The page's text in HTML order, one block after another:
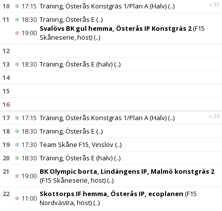
v.33
10 17:15 Träning, Österås Konstgräs 1/Plan A (Halv)(..)
11
18:30 Träning, Österås E (..)
19:00 Svalövs BK gul hemma, Österås IP Konstgräs 2(F15
Skåneserie, höst)(..)
12
13
18:30 Träning, Österås E (halv)(..)
14
15
16
v.34
17 17:15 Träning, Österås Konstgräs 1/Plan A (Halv)(..)
18
18:30 Träning, Österås E (..)
19
17:30 Team Skåne F15, Vinslöv(..)
20
18:30 Träning, Österås E (halv)(..)
21
19:00 BK Olympic borta, Lindängens IP, Malmö konstgräs 2
(F15 Skåneserie, höst)(..)
22
11:00 Skottorps IF hemma, Österås IP, ecoplanen (F15
Nordvästra, höst)(..)